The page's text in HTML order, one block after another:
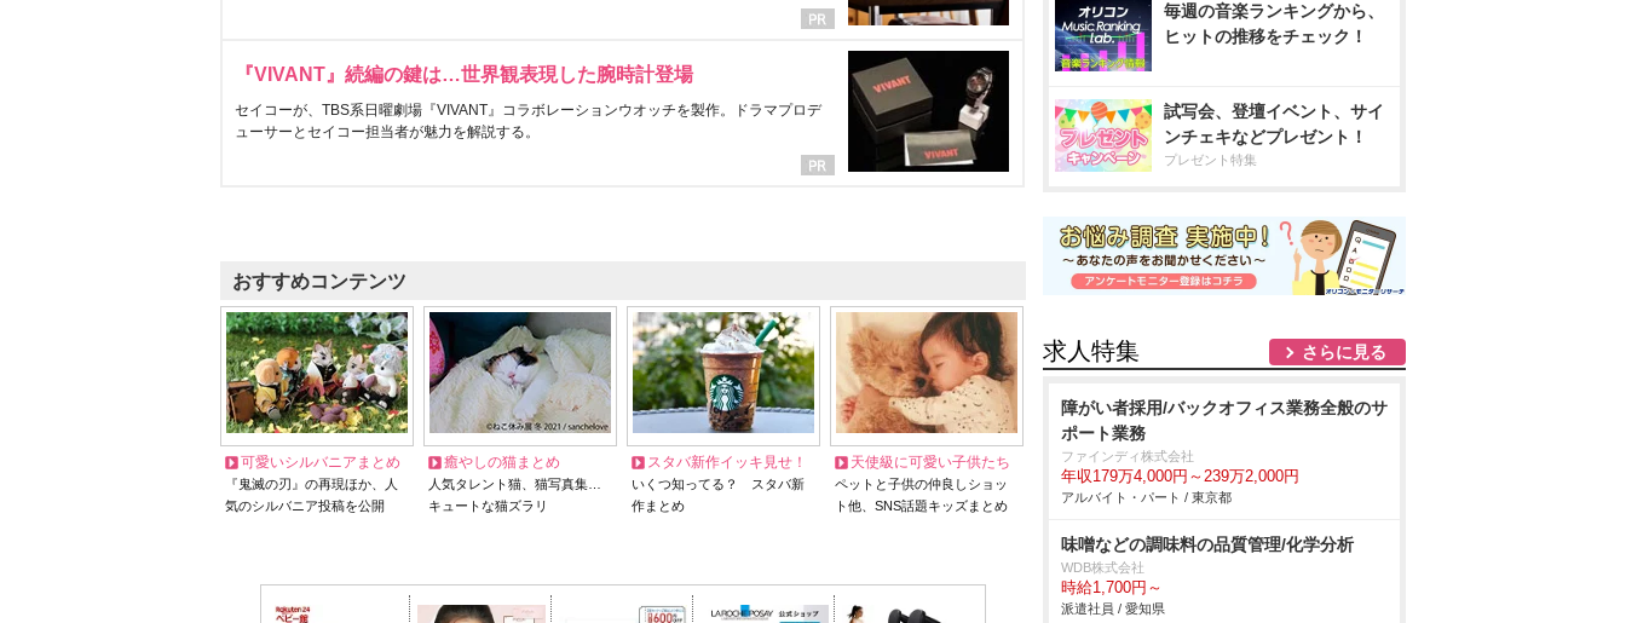
『VIVANT』続編の鍵は…世界観表現した腕時計登場
セイコーが、TBS系日曜劇場『VIVANT』コラボレーションウオッチを製作。ドラマプロデ
ューサーとセイコー担当者が魅力を解説する。
おすすめコンテンツ
可愛いシルバニアまとめ
『鬼滅の刃』の再現ほか、人
気のシルバニア投稿を公開
癒やしの猫まとめ
人気タレント猫、猫写真集…
キュートな猫ズラリ
スタバ新作イッキ見せ！
いくつ知ってる？ スタバ新
作まとめ
天使級に可愛い子供たち
ペットと子供の仲良しショッ
ト他、SNS話題キッズまとめ
毎週の音楽ランキングから、
ヒットの推移をチェック！
試写会、登壇イベント、サイ
ンチェキなどプレゼント！
プレゼント特集
求人特集 さらに見る
障がい者採用/バックオフィス業務全般のサ
ポート業務
ファインディ株式会社
年収179万4,000円～239万2,000円
アルバイト・パート / 東京都
味噌などの調味料の品質管理/化学分析
WDB株式会社
時給1,700円～
派遣社員 / 愛知県